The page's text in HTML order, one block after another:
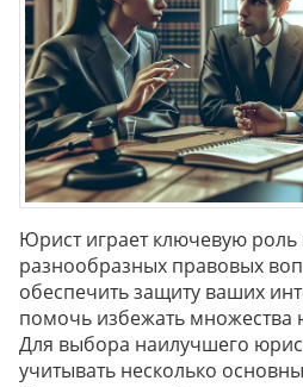
Юрист играет ключевую
разнообразных правовых
обеспечить защиту ваших
помочь избежать множества
Для выбора наилучшего
учитывать несколько